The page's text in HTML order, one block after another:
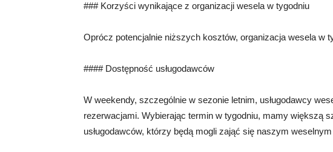
### Korzyści wynikające z organizacji wesela w tygodniu
Oprócz potencjalnie niższych kosztów, organizacja wesela w
#### Dostępność usługodawców
W weekendy, szczególnie w sezonie letnim, usługodawcy
rezerwacjami. Wybierając termin w tygodniu, mamy większą
usługodawców, którzy będą mogli zająć się naszym